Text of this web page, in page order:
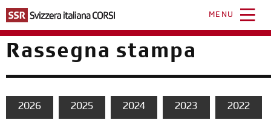
contenuto
principale
MENU
Rassegna stampa
2026 2025 2024 2023 2022